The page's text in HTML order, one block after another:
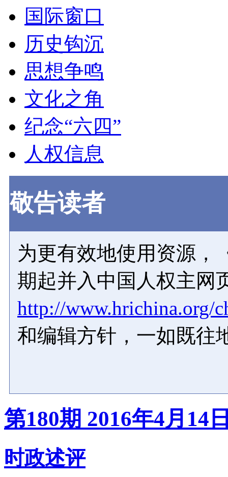
国际窗口
历史钩沉
思想争鸣
文化之角
纪念“六四”
人权信息
敬告读者
为更有效地使用资源，
期起并入中国人权主网
http://www.hrichina.org/
和编辑方针，一如既往
第180期 2016年4月14
时政述评